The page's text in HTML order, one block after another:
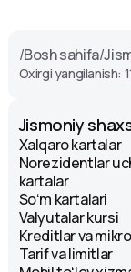
Nurafshon
Kartomat
Buyuk
Infokiosk
/Bosh sahifa/
Oxirgi yangilanish:
Jismoniy
Xalqaro kartalar
Norezidentlar
kartalar
Soʻm kartalari
Valyutalar kursi
Kreditlar va
Tarif va limitlar